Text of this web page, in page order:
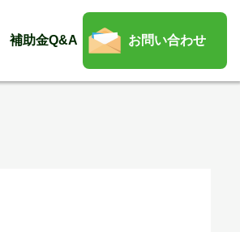
補助金Q&A お問い合わせ